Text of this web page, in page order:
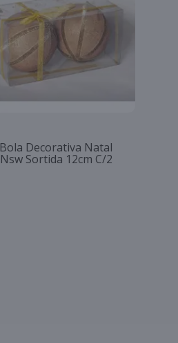
Bola Decorativa Natal
Nsw Sortida 12cm C/2